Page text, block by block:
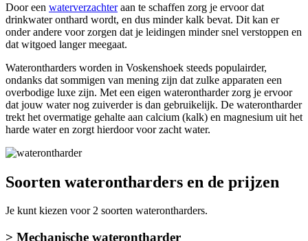
Door een waterverzachteraan te schaffen zorg je ervoor dat
drinkwater onthard wordt, en dus minder kalk bevat. Dit kan er
onder andere voor zorgen dat je leidingen minder snel verstoppen en
dat witgoed langer meegaat.
Waterontharders worden in Voskenshoek steeds populairder,
ondanks dat sommigen van mening zijn dat zulke apparaten een
overbodige luxe zijn. Met een eigen waterontharder zorg je ervoor
dat jouw water nog zuiverder is dan gebruikelijk. De waterontharder
trekt het overmatige gehalte aan calcium (kalk) en magnesium uit het
harde water en zorgt hierdoor voor zacht water.
Soorten waterontharders en de prijzen
Je kunt kiezen voor 2 soorten waterontharders.
> Mechanische waterontharder